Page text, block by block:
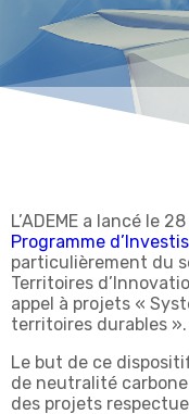
L’ADEME a lancé le
Programme
particulièrement du
Territoires
appel à projets «
territoires durables ».
Le but de ce
de neutralité
des projets